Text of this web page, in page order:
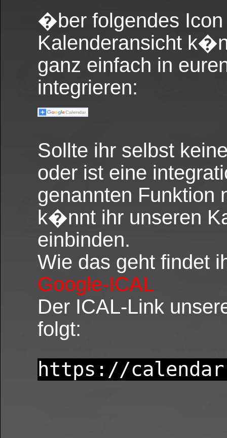
�ber folgendes Icon
Kalenderansicht
ganz einfach in
integrieren:
Sollte ihr selbst
oder ist eine
genannten
k�nnt ihr unseren
einbinden.
Wie das geht findet
Google-ICAL
Der ICAL-Link
folgt:
https://